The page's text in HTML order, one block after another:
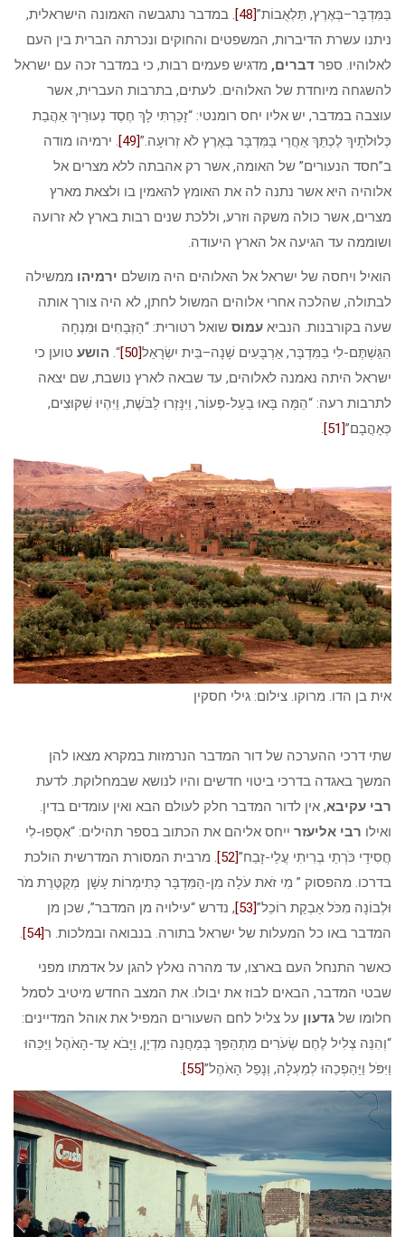
בַּמִּדְבָּר–בְּאֶרֶץ, תַּלְאֻבוֹת”[48]
. במדבר נתגבשה האמונה הישראלית,
ניתנו עשרת הדיברות, המשפטים והחוקים ונכרתה הברית בין העם
לאלוהיו. ספר דברים, מדגיש פעמים רבות, כי במדבר זכה עם ישראל
להשגחה מיוחדת של האלוהים. לעתים, בתרבות העברית, אשר
עוצבה במדבר, יש אליו יחס רומנטי: “זָכַרְתִּי לָךְ חֶסֶד נְעוּרַיִךְ אַהֲבַת
כְּלוּלֹתָיִךְ לֶכְתֵּךְ אַחֲרַי בַּמִּדְבָּר בְּאֶרֶץ לֹא זְרוּעָה.”[49]
. ירמיהו מודה
ב”חסד הנעורים” של האומה, אשר רק אהבתה ללא מצרים אל
אלוהיה היא אשר נתנה לה את האומץ להאמין בו ולצאת מארץ
מצרים, אשר כולה משקה וזרע, וללכת שנים רבות בארץ לא זרועה
ושוממה עד הגיעה אל הארץ היעודה.
הואיל ויחסה של ישראל אל האלוהים היה מושלם ירמיהו ממשילה
לבתולה, שהלכה אחרי אלוהים המשול לחתן, לא היה צורך אותה
שעה בקורבנות. הנביא עמוס שואל רטורית: “הַזְּבָחִים וּמִנְחָה
הִגַּשְׁתֶּם-לִי בַמִּדְבָּר, אַרְבָּעִים שָׁנָה–בֵּית יִשְׂרָאֵל[50]
“. הושע טוען כי
ישראל היתה נאמנה לאלוהים, עד שבאה לארץ נושבת, שם יצאה
לתרבות רעה: “הֵמָּה בָּאוּ בַעַל-פְּעוֹר, וַיִּנָּזְרוּ לַבֹּשֶׁת, וַיִּהְיוּ שִׁקּוּצִים,
כְּאָהֳבָם”[51]
.
אית בן הדו. מרוקו. צילום: גילי חסקין
שתי דרכי ההערכה של דור המדבר הנרמזות במקרא מצאו להן
המשך באגדה בדרכי ביטוי חדשים והיו לנושא שבמחלוקת. לדעת
רבי עקיבא, אין לדור המדבר חלק לעולם הבא ואין עומדים בדין.
ואילו רבי אליעזר ייחס אליהם את הכתוב בספר תהילים: “אִסְפוּ-לִי
חֲסִידָי כֹּרְתֵי בְרִיתִי עֲלֵי-זָבַח”[52]
. מרבית המסורת המדרשית הולכת
בדרכו. מהפסוק ” מִי זֹאת עֹלָה מִן-הַמִּדְבָּר כְּתִימְרוֹת עָשָׁן מְקֻטֶּרֶת מֹר
וּלְבוֹנָה מִכֹּל אַבְקַת רוֹכֵל”[53]
, נדרש “עילויה מן המדבר”, שכן מן
המדבר באו כל המעלות של ישראל בתורה. בנבואה ובמלכות. ר[54]
.
כאשר התנחל העם בארצו, עד מהרה נאלץ להגן על אדמתו מפני
שבטי המדבר, הבאים לבוז את יבולו. את המצב החדש מיטיב לסמל
חלומו של גדעון על צליל לחם השעורים המפיל את אוהל המדיינים:
“וְהִנֵּה צְלִיל לֶחֶם שְׂעֹרִים מִתְהַפֵּךְ בְּמַחֲנֵה מִדְיָן, וַיָּבֹא עַד-הָאֹהֶל וַיַּכֵּהוּ
וַיִּפֹּל וַיַּהַפְכֵהוּ לְמַעְלָה, וְנָפַל הָאֹהֶל”[55]
.